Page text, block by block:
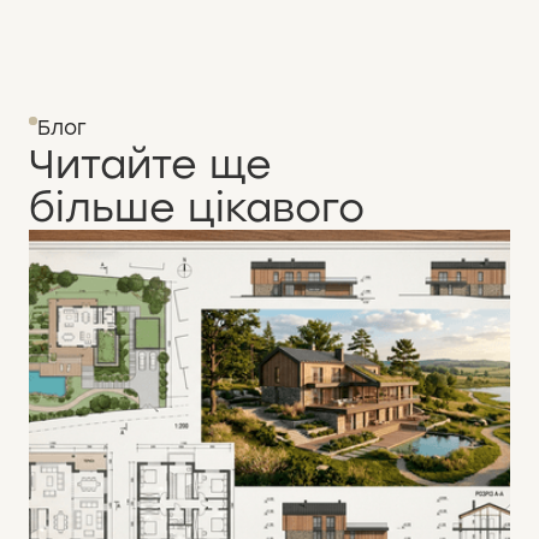
Блог
Читайте ще
більше цікавого